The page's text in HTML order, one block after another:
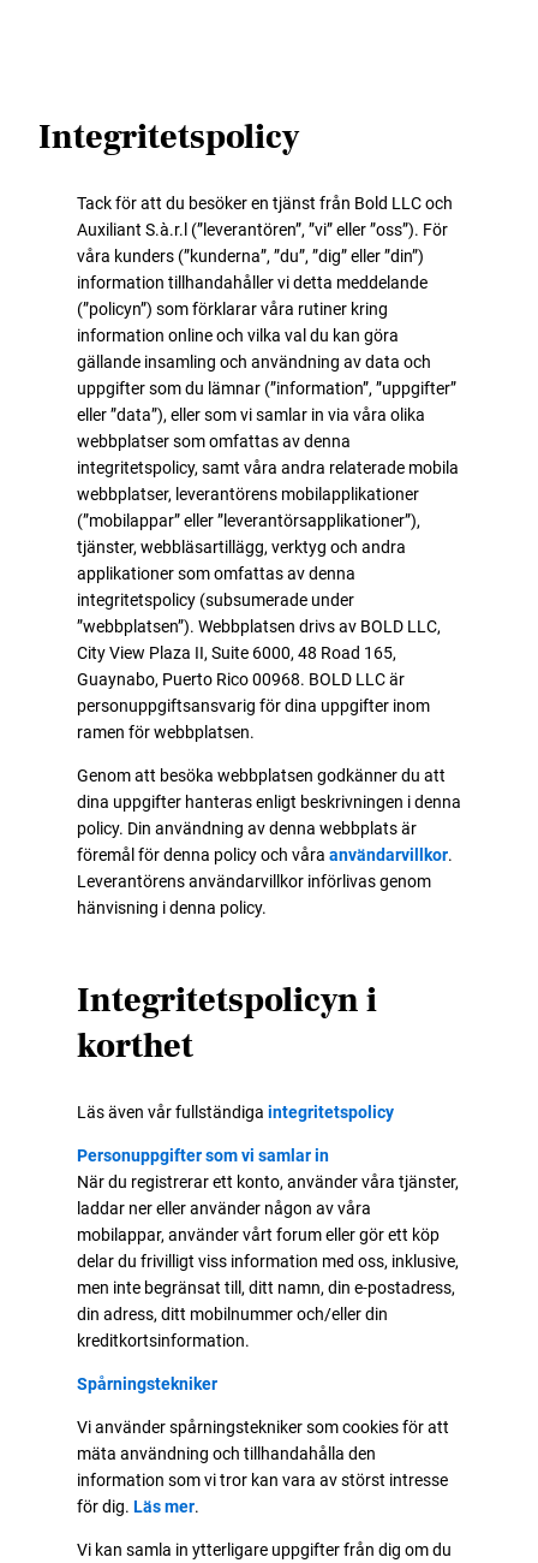
Integritetspolicy
Tack för att du besöker en tjänst från Bold LLC och
Auxiliant S.à.r.l (”leverantören”, ”vi” eller ”oss”). För
våra kunders (”kunderna”, ”du”, ”dig” eller ”din”)
information tillhandahåller vi detta meddelande
(”policyn”) som förklarar våra rutiner kring
information online och vilka val du kan göra
gällande insamling och användning av data och
uppgifter som du lämnar (”information”, ”uppgifter”
eller ”data”), eller som vi samlar in via våra olika
webbplatser som omfattas av denna
integritetspolicy, samt våra andra relaterade mobila
webbplatser, leverantörens mobilapplikationer
(”mobilappar” eller ”leverantörsapplikationer”),
tjänster, webbläsartillägg, verktyg och andra
applikationer som omfattas av denna
integritetspolicy (subsumerade under
”webbplatsen”). Webbplatsen drivs av BOLD LLC,
City View Plaza II, Suite 6000, 48 Road 165,
Guaynabo, Puerto Rico 00968. BOLD LLC är
personuppgiftsansvarig för dina uppgifter inom
ramen för webbplatsen.
Genom att besöka webbplatsen godkänner du att
dina uppgifter hanteras enligt beskrivningen i denna
policy. Din användning av denna webbplats är
föremål för denna policy och våra användarvillkor.
Leverantörens användarvillkor införlivas genom
hänvisning i denna policy.
Integritetspolicyn i
korthet
Läs även vår fullständiga integritetspolicy
Personuppgifter som vi samlar in
När du registrerar ett konto, använder våra tjänster,
laddar ner eller använder någon av våra
mobilappar, använder vårt forum eller gör ett köp
delar du frivilligt viss information med oss, inklusive,
men inte begränsat till, ditt namn, din e-postadress,
din adress, ditt mobilnummer och/eller din
kreditkortsinformation.
Spårningstekniker
Vi använder spårningstekniker som cookies för att
mäta användning och tillhandahålla den
information som vi tror kan vara av störst intresse
för dig. Läs mer.
Vi kan samla in ytterligare uppgifter från dig om du